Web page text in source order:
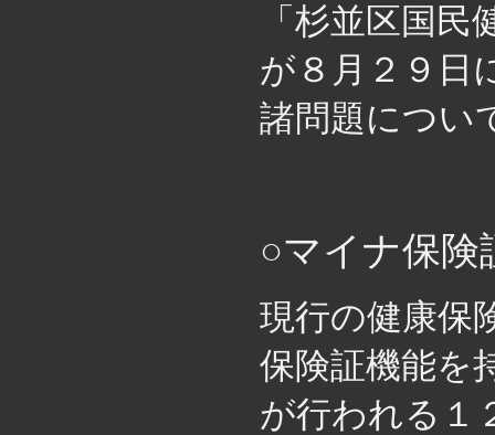
「杉並区国
が８月２９日
諸問題につい
○マイナ保険
現行の健康保
保険証機能を
が行われる１